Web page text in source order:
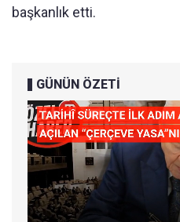
başkanlık etti.
GÜNÜN ÖZETİ